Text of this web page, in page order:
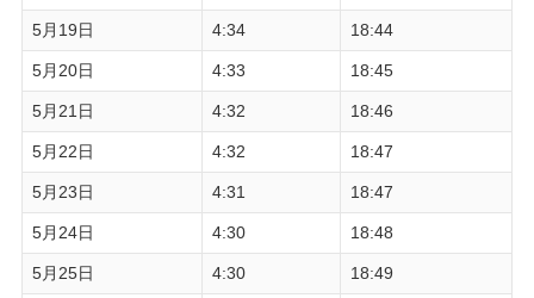
5月19日 4:34 18:44
5月20日 4:33 18:45
5月21日 4:32 18:46
5月22日 4:32 18:47
5月23日 4:31 18:47
5月24日 4:30 18:48
5月25日 4:30 18:49